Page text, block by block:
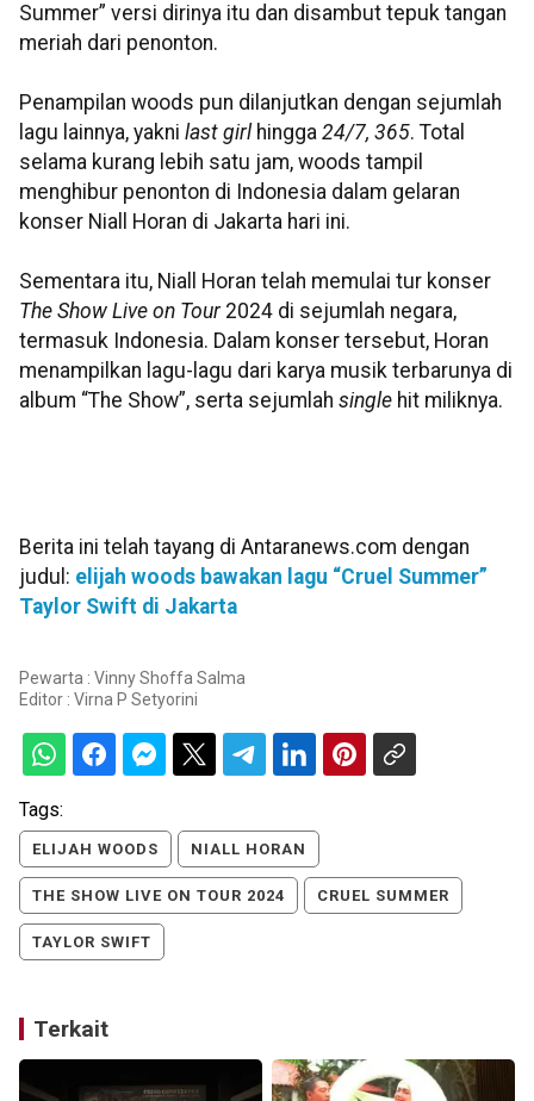
Summer” versi dirinya itu dan disambut tepuk tangan
meriah dari penonton.
Penampilan woods pun dilanjutkan dengan sejumlah
lagu lainnya, yakni last girl hingga 24/7, 365. Total
selama kurang lebih satu jam, woods tampil
menghibur penonton di Indonesia dalam gelaran
konser Niall Horan di Jakarta hari ini.
Sementara itu, Niall Horan telah memulai tur konser
The Show Live on Tour2024 di sejumlah negara,
termasuk Indonesia. Dalam konser tersebut, Horan
menampilkan lagu-lagu dari karya musik terbarunya di
album “The Show”, serta sejumlah single hit miliknya.
Berita ini telah tayang di Antaranews.com dengan
judul: elijah woods bawakan lagu “Cruel Summer”
Taylor Swift di Jakarta
Pewarta : Vinny Shoffa Salma
Editor : Virna P Setyorini
Tags:
ELIJAH WOODS NIALL HORAN
THE SHOW LIVE ON TOUR 2024 CRUEL SUMMER
TAYLOR SWIFT
Terkait